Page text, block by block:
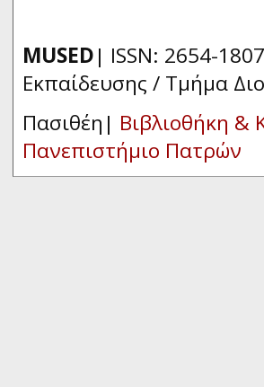
MUSED| ISSN: 2654-
Εκπαίδευσης / Τμήμα
Πασιθέη| Βιβλιοθήκη
Πανεπιστήμιο Πατρών